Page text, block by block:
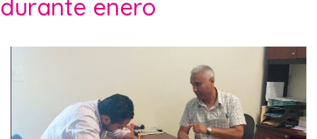
durante enero